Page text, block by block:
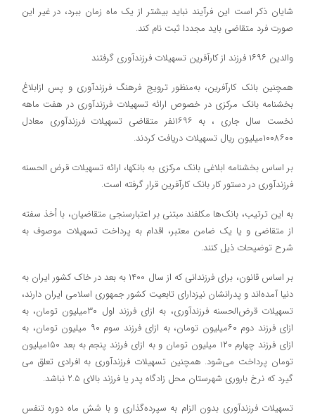
شایان ذکر است این فرآیند نباید بیشتر از یک ماه زمان ببرد، در غیر این
صورت فرد متقاضی باید مجددا ثبت نام کند.
والدین ۱۶۹۶ فرزند از کارآفرین تسهیلات فرزندآوری گرفتند
همچنین بانک کارآفرین، به‌منظور ترویج فرهنگ فرزندآوری و پس ازابلاغ
بخشنامه بانک مرکزی در خصوص ارائه تسهیلات فرزندآوری در هفت ماهه
نخست سال جاری ، به ۱۶۹۶نفر متقاضی تسهیلات فرزندآوری معادل
۱۰۰۸۶۰۰میلیون ریال تسهیلات دریافت کردند.
بر اساس بخشنامه ابلاغی بانک مرکزی به بانکها، ارائه تسهیلات قرض الحسنه
فرزندآوری در دستور کار بانک کارآفرین قرار گرفته است.
به این ترتیب، بانک‌ها مکلفند مبتنی بر اعتبارسنجی متقاضیان، با أخذ سفته
از متقاضی و یا یک ضامن معتبر، اقدام به پرداخت تسهیلات موصوف به
شرح توضیحات ذیل کنند.
بر اساس قانون، برای فرزندانی که از سال ۱۴۰۰ به بعد در خاک کشور ایران به
دنیا آمده‌اند و پدرانشان نیزدارای تابعیت کشور جمهوری اسلامی ایران دارند،
تسهیلات قرض‌الحسنه فرزندآوری، به ازای فرزند اول‌ ۳۰میلیون تومان، به
ازای فرزند دوم ۶۰میلیون تومان، به ازای فرزند سوم ۹۰ میلیون تومان، به
ازای فرزند چهارم ۱۲۰ میلیون تومان و به ازای فرزند پنجم به بعد ۱۵۰میلیون
تومان پرداخت می‌شود. همچنین تسهیلات فرزندآوری به افرادی تعلق می
گیرد که نرخ باروری شهرستان محل زادگاه پدر یا فرزند بالای ۲.۵ نباشد.
تسهیلات فرزندآوری بدون الزام به سپرده‌گذاری و با شش ماه دوره تنفس